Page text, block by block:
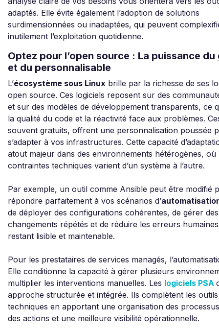
adaptés. Elle évite également l’adoption de solutions
surdimensionnées ou inadaptées, qui peuvent
inutilement l’exploitation quotidienne.
Optez pour l’open source : La puissance
et du personnalisable
L’écosystème sous Linux brille par la richesse de ses
open source. Ces logiciels reposent sur des
et sur des modèles de développement transparents, ce
la qualité du code et la réactivité face aux problèmes.
souvent gratuits, offrent une personnalisation poussée
s’adapter à vos infrastructures. Cette capacité
atout majeur dans des environnements hétérogènes, où
contraintes techniques varient d’un système à l’autre.
Par exemple, un outil comme Ansible peut être modifié
répondre parfaitement à vos scénarios d’
de déployer des configurations cohérentes, de gérer des
changements répétés et de réduire les erreurs
restant lisible et maintenable.
Pour les prestataires de services managés,
Elle conditionne la capacité à gérer plusieurs
multiplier les interventions manuelles. Les logiciels PSA
approche structurée et intégrée. Ils complètent les outils
techniques en apportant une organisation des
des actions et une meilleure visibilité opérationnelle.